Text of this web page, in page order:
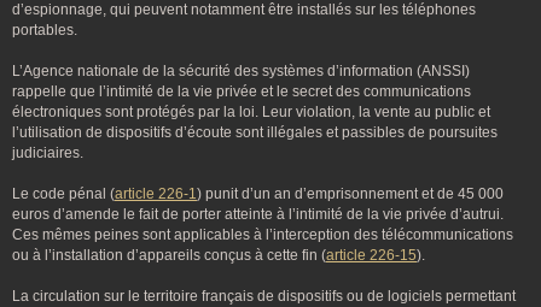
d’espionnage, qui peuvent notamment être installés sur les téléphones
portables.
L’Agence nationale de la sécurité des systèmes d’information (ANSSI)
rappelle que l’intimité de la vie privée et le secret des communications
électroniques sont protégés par la loi. Leur violation, la vente au public et
l’utilisation de dispositifs d’écoute sont illégales et passibles de poursuites
judiciaires.
Le code pénal (article 226-1) punit d’un an d’emprisonnement et de 45 000
euros d’amende le fait de porter atteinte à l’intimité de la vie privée d’autrui.
Ces mêmes peines sont applicables à l’interception des télécommunications
ou à l’installation d’appareils conçus à cette fin (article 226-15).
La circulation sur le territoire français de dispositifs ou de logiciels permettant